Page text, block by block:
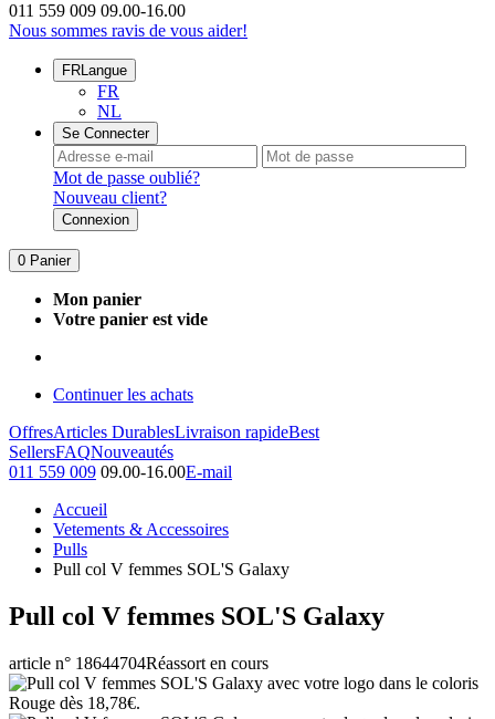
011 559 009 09.00-16.00
Nous sommes ravis de vous aider!
FRLangue
FR
NL
Se Connecter
Mot de passe oublié?
Nouveau client?
Connexion
0 Panier
Mon panier
Votre panier est vide
Continuer les achats
OffresArticles DurablesLivraison rapideBest
SellersFAQNouveautés
011 559 009 09.00-16.00E-mail
Accueil
Vetements & Accessoires
Pulls
Pull col V femmes SOL'S Galaxy
Pull col V femmes SOL'S Galaxy
article n° 18644704Réassort en cours